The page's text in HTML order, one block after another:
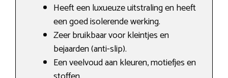
Heeft een luxueuze uitstraling en heeft
een goed isolerende werking.
Zeer bruikbaar voor kleintjes en
bejaarden (anti-slip).
Een veelvoud aan kleuren, motiefjes en